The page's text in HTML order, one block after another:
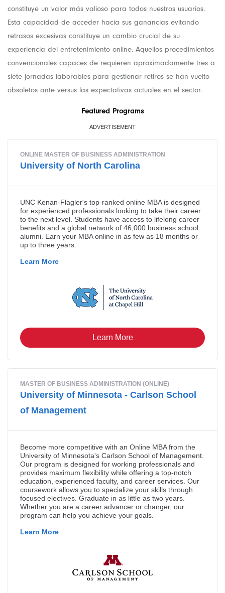
constituye un valor más valioso para todos nuestros usuarios.
Esta capacidad de acceder hacia sus ganancias evitando
retrasos excesivas constituye un cambio crucial de su
experiencia del entretenimiento online. Aquellos procedimientos
convencionales capaces de requieren aproximadamente tres a
siete jornadas laborables para gestionar retiros se han vuelto
obsoletos ante versus las expectativas actuales en el sector.
Featured Programs